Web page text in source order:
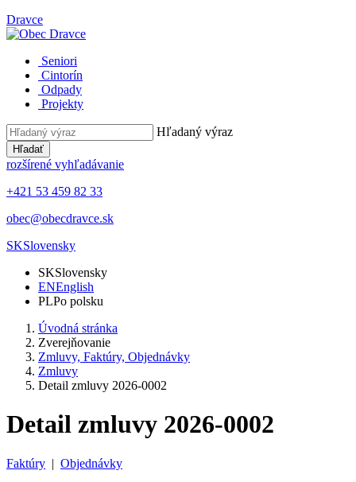
Dravce
Seniori
Cintorín
Odpady
Projekty
Hľadaný výraz
Hľadať
rozšírené vyhľadávanie
+421 53 459 82 33
obec@obecdravce.sk
SKSlovensky
SKSlovensky
ENEnglish
PLPo polsku
Úvodná stránka
Zverejňovanie
Zmluvy, Faktúry, Objednávky
Zmluvy
Detail zmluvy 2026-0002
Detail zmluvy 2026-0002
Faktúry | Objednávky